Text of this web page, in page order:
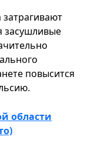
засушливые
повысится
области